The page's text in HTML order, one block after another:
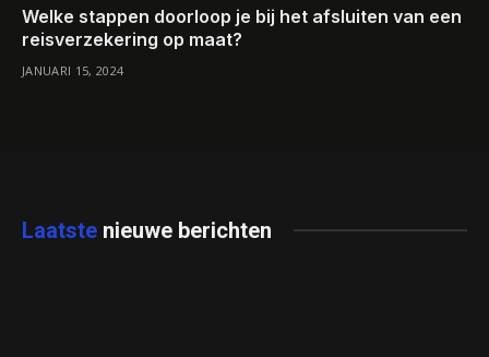
Welke stappen doorloop je bij het afsluiten van een
reisverzekering op maat?
JANUARI 15, 2024
Laatste nieuwe berichten